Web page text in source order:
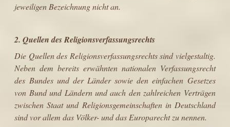
jeweiligen Bezeichnung nicht an.
2. Quellen des Religionsverfassungsrechts
Die Quellen des Religionsverfassungsrechts sind vielgestaltig.
Neben dem bereits erwähnten nationalen Verfassungsrecht
des Bundes und der Länder sowie den einfachen Gesetzes
von Bund und Ländern und auch den zahl­reichen Verträgen
zwischen Staat und Religionsgemeinschaften in Deutschland
sind vor allem das Völker- und das Europarecht zu nennen.